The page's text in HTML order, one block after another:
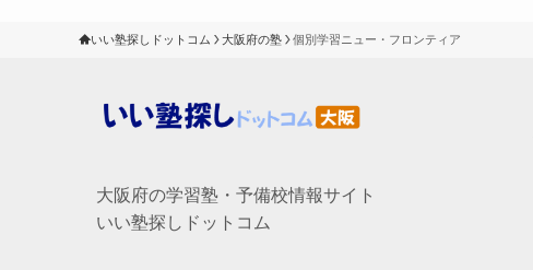
いい塾探しドットコム 大阪府の塾 個別学習ニュー・フロンティア
大阪府の学習塾・予備校情報サイト
いい塾探しドットコム